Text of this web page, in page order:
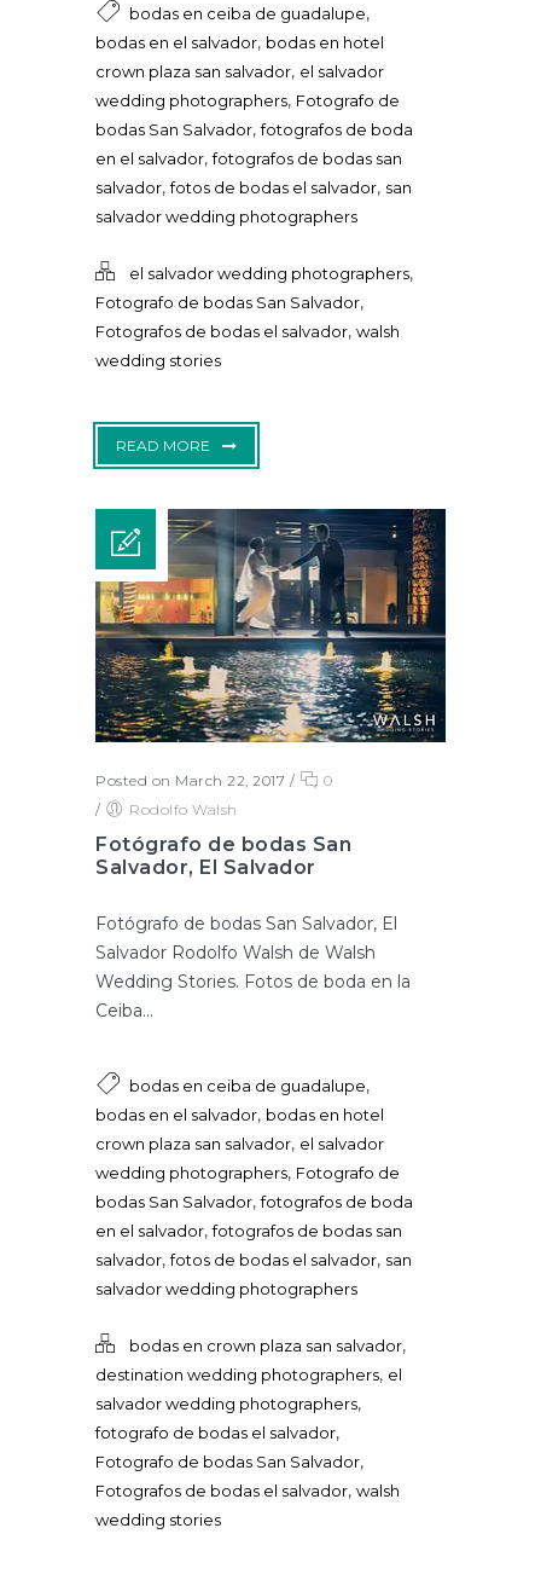
bodas en ceiba de guadalupe,
bodas en el salvador, bodas en hotel
crown plaza san salvador, el salvador
wedding photographers, Fotografo de
bodas San Salvador,fotografos de boda
en el salvador,fotografos de bodas san
salvador,fotos de bodas el salvador, san
salvador wedding photographers
el salvador wedding photographers,
Fotografo de bodas San Salvador,
Fotografos de bodas el salvador, walsh
wedding stories
READ MORE
Posted on March 22, 2017 /
0
/
Rodolfo Walsh
Fotógrafo de bodas San
Salvador, El Salvador
Fotógrafo de bodas San Salvador, El
Salvador Rodolfo Walsh de Walsh
Wedding Stories. Fotos de boda en la
Ceiba...
bodas en ceiba de guadalupe,
bodas en el salvador, bodas en hotel
crown plaza san salvador, el salvador
wedding photographers, Fotografo de
bodas San Salvador,fotografos de boda
en el salvador,fotografos de bodas san
salvador,fotos de bodas el salvador, san
salvador wedding photographers
bodas en crown plaza san salvador,
destination wedding photographers, el
salvador wedding photographers,
fotografo de bodas el salvador,
Fotografo de bodas San Salvador,
Fotografos de bodas el salvador, walsh
wedding stories